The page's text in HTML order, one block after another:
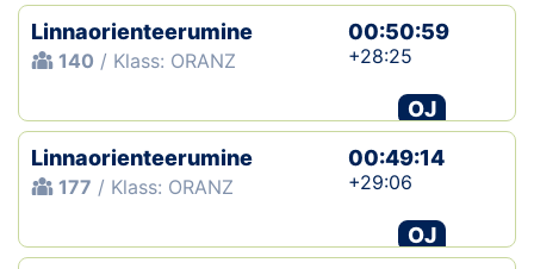
Linnaorienteerumine
140 / Klass: ORANZ
00:50:59
+28:25
OJ
Linnaorienteerumine
177 / Klass: ORANZ
00:49:14
+29:06
OJ